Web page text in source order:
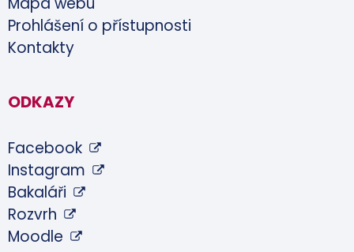
Prohlášení o přístupnosti
Kontakty
ODKAZY
Facebook
Instagram
Bakaláři
Rozvrh
Moodle